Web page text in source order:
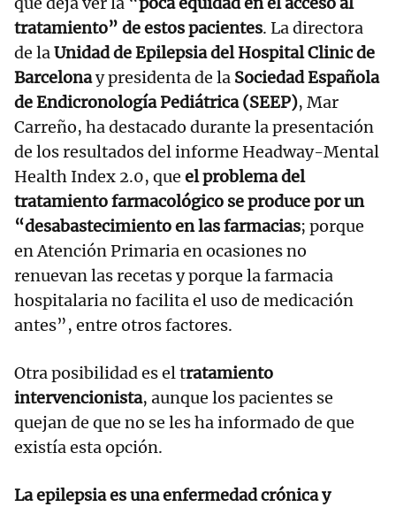
tratamiento” de estos pacientes. La directora
de laUnidad de Epilepsia del Hospital Clinic de
Barcelonay presidenta de la Sociedad Española
de Endicronología Pediátrica (SEEP), Mar
Carreño, ha destacado durante la presentación
de los resultados del informe Headway-Mental
Health Index 2.0, que el problema del
tratamiento farmacológico se produce por un
“desabastecimiento en las farmacias; porque
en Atención Primaria en ocasiones no
renuevan las recetas y porque la farmacia
hospitalaria no facilita el uso de medicación
antes”, entre otros factores.
Otra posibilidad es el tratamiento
intervencionista, aunque los pacientes se
quejan de que no se les ha informado de que
existía esta opción.
La epilepsia es una enfermedad crónica y